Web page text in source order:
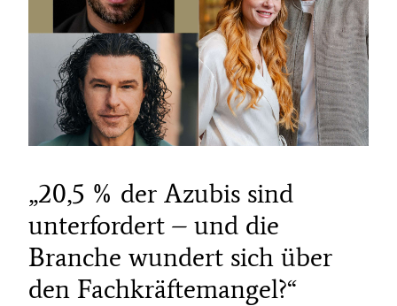
„20,5 % der Azubis sind
unterfordert – und die
Branche wundert sich über
den Fachkräftemangel?“